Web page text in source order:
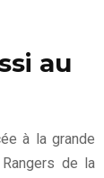
au
à la grande
Rangers de la